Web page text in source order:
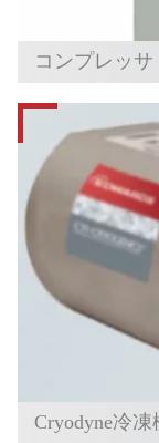
コンプレッサ
Cryodyne冷凍